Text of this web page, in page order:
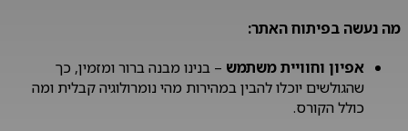
מה נעשה בפיתוח האתר:
אפיון וחוויית משתמש – בנינו מבנה ברור ומזמין, כך
שהגולשים יוכלו להבין במהירות מהי נומרולוגיה קבלית ומה
כולל הקורס.